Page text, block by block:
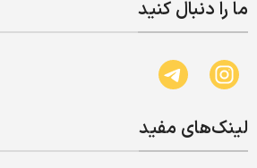
ما را دنبال کنید
لینک‌های مفید